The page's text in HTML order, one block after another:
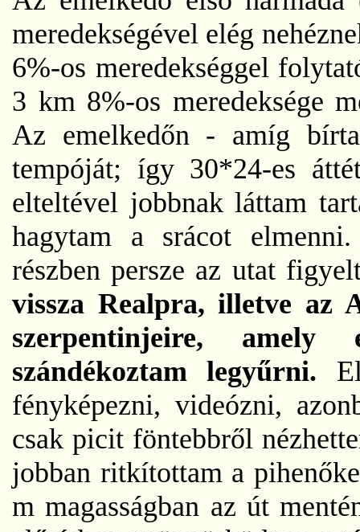
meredekségével elég
6%-os meredekséggel
3 km 8%-os meredeksége
Az emelkedőn - amíg
tempóját; így 30*24-es
elteltével jobbnak láttam
hagytam a srácot
részben persze az utat
vissza Realpra, illetve az
szerpentinjeire, amely
szándékoztam legyűrni.
fényképezni, videózni,
csak picit föntebbről
jobban ritkítottam a
m magasságban az út